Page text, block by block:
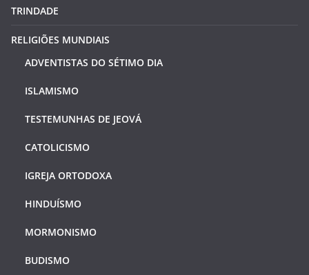
TRINDADE
RELIGIÕES MUNDIAIS
ADVENTISTAS DO SÉTIMO DIA
ISLAMISMO
TESTEMUNHAS DE JEOVÁ
CATOLICISMO
IGREJA ORTODOXA
HINDUÍSMO
MORMONISMO
BUDISMO